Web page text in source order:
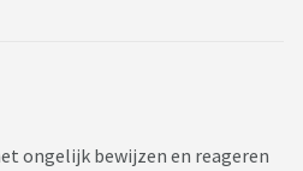
ongelijk bewijzen en reageren